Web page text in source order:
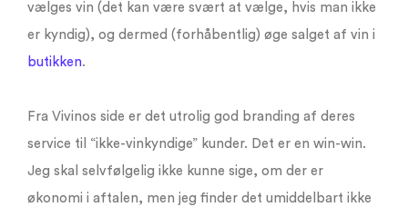
vælges vin (det kan være svært at vælge, hvis man ikke
er kyndig), og dermed (forhåbentlig) øge salget af vin i
butikken.
Fra Vivinos side er det utrolig god branding af deres
service til “ikke-vinkyndige” kunder. Det er en win-win.
Jeg skal selvfølgelig ikke kunne sige, om der er
økonomi i aftalen, men jeg finder det umiddelbart ikke